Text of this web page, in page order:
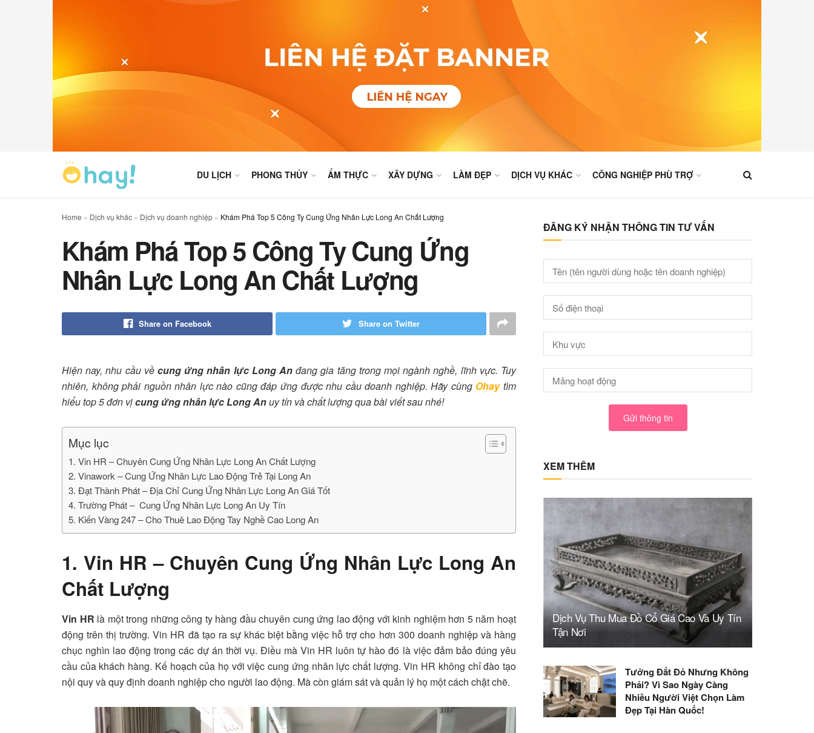
DU LỊCH PHONG THỦY ẨM THỰC XÂY DỰNG LÀM ĐẸP DỊCH VỤ KHÁC CÔNG NGHIỆP PHÙ TRỢ
Home » Dịch vụ khác » Dịch vụ doanh nghiệp » Khám Phá Top 5 Công Ty Cung Ứng Nhân Lực Long An Chất Lượng
Khám Phá Top 5 Công Ty Cung Ứng
Nhân Lực Long An Chất Lượng
Share on Facebook Share on Twitter
Hiện nay, nhu cầu về cung ứng nhân lực Long An đang gia tăng trong mọi ngành nghề, lĩnh vực. Tuy
nhiên, không phải nguồn nhân lực nào cũng đáp ứng được nhu cầu doanh nghiệp. Hãy cùng Ohay tìm
hiểu top 5 đơn vịcung ứng nhân lực Long Anuy tín và chất lượng qua bài viết sau nhé!
Mục lục
1. Vin HR – Chuyên Cung Ứng Nhân Lực Long An Chất Lượng
2. Vinawork – Cung Ứng Nhân Lực Lao Động Trẻ Tại Long An
3. Đạt Thành Phát – Địa Chỉ Cung Ứng Nhân Lực Long An Giá Tốt
4. Trường Phát – Cung Ứng Nhân Lực Long An Uy Tín
5. Kiến Vàng 247 – Cho Thuê Lao Động Tay Nghề Cao Long An
1. Vin HR – Chuyên Cung Ứng Nhân Lực Long An
Chất Lượng
Vin HR là một trong những công ty hàng đầu chuyên cung ứng lao động với kinh nghiệm hơn 5 năm hoạt
động trên thị trường. Vin HR đã tạo ra sự khác biệt bằng việc hỗ trợ cho hơn 300 doanh nghiệp và hàng
chục nghìn lao động trong các dự án thời vụ. Điều mà Vin HR luôn tự hào đó là việc đảm bảo đúng yêu
cầu của khách hàng. Kế hoạch của họ với việc cung ứng nhân lực chất lượng. Vin HR không chỉ đào tạo
nội quy và quy định doanh nghiệp cho người lao động. Mà còn giám sát và quản lý họ một cách chặt chẽ.
ĐĂNG KÝ NHẬN THÔNG TIN TƯ VẤN
Gửi thông tin
XEM THÊM
Dịch Vụ Thu Mua Đồ Cổ Giá Cao Và Uy Tín
Tận Nơi
Tưởng Đắt Đỏ Nhưng Không
Phải? Vì Sao Ngày Càng
Nhiều Người Việt Chọn Làm
Đẹp Tại Hàn Quốc!